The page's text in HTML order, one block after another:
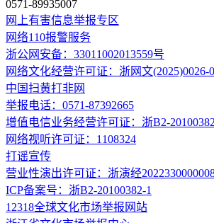
0571-89935007
网上有害信息举报专区
网络110报警服务
浙公网安备：33011002013559号
网络文化经营许可证：浙网文(2025)0026-
中国扫黄打非网
举报电话：0571-87392665
增值电信业务经营许可证：浙B2-20100382
网络视听许可证：1108324
打谣宣传
营业性演出许可证：浙演经
ICP备案号：浙B2-20100382-1
12318全球文化市场举报网站